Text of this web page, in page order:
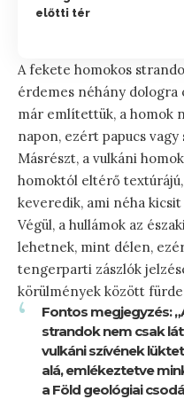
előtti tér
A fekete homokos
érdemes néhány dologra
már említettük, a homok
napon, ezért papucs vagy
Másrészt, a vulkáni
homoktól eltérő
keveredik, ami néha
Végül, a hullámok az
lehetnek, mint délen,
tengerparti zászlók
körülmények között
Fontos megjegyzés:
strandok nem csak
vulkáni szívének
alá, emlékeztetve
a Föld geológiai